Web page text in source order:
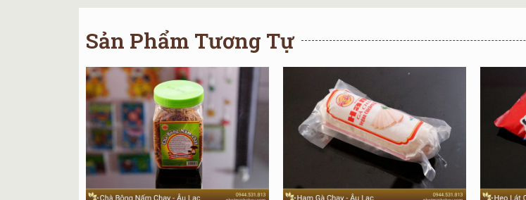
Ốc bươu chay có hình dáng giống như
dai ngọt tự nhiên.
TạiNhật Minh Chay, chúng tôi CAM
Thành Phần Ốc
Mực ống chay được làm từ những
Sản Phẩm Tương Tự